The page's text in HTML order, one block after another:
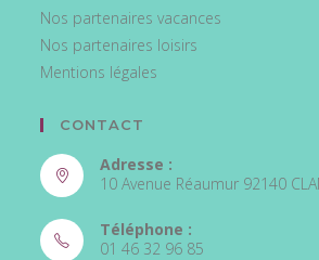
Nos partenaires vacances
Nos partenaires loisirs
Mentions légales
CONTACT
Adresse :
10 Avenue Réaumur 92140
Téléphone :
01 46 32 96 85